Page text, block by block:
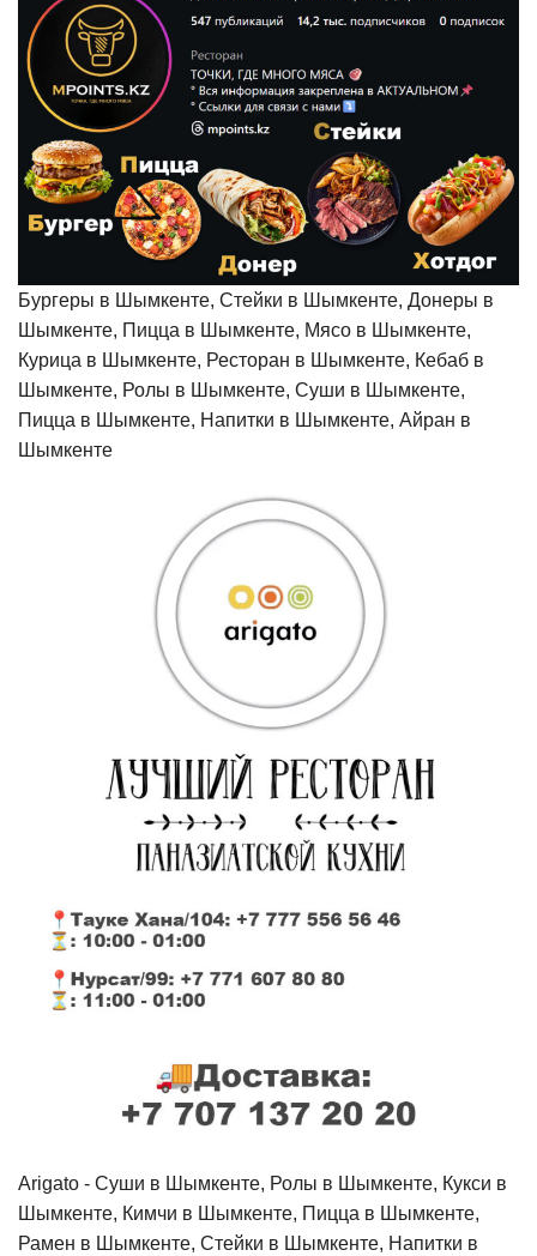
Бургеры в Шымкенте, Стейки в Шымкенте, Донеры в
Шымкенте, Пицца в Шымкенте, Мясо в Шымкенте,
Курица в Шымкенте, Ресторан в Шымкенте, Кебаб в
Шымкенте, Ролы в Шымкенте, Суши в Шымкенте,
Пицца в Шымкенте, Напитки в Шымкенте, Айран в
Шымкенте
Arigato - Cуши в Шымкенте, Ролы в Шымкенте, Кукси в
Шымкенте, Кимчи в Шымкенте, Пицца в Шымкенте,
Рамен в Шымкенте, Стейки в Шымкенте, Напитки в